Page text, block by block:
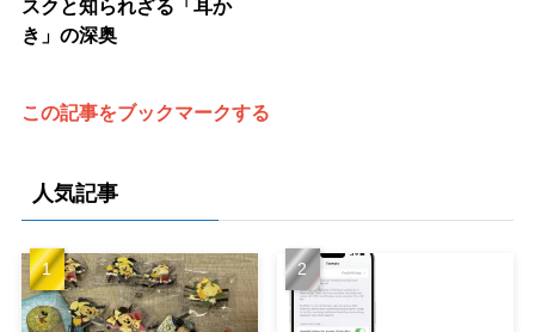
スクと知られざる「耳か
き」の深奥
この記事をブックマークする
人気記事